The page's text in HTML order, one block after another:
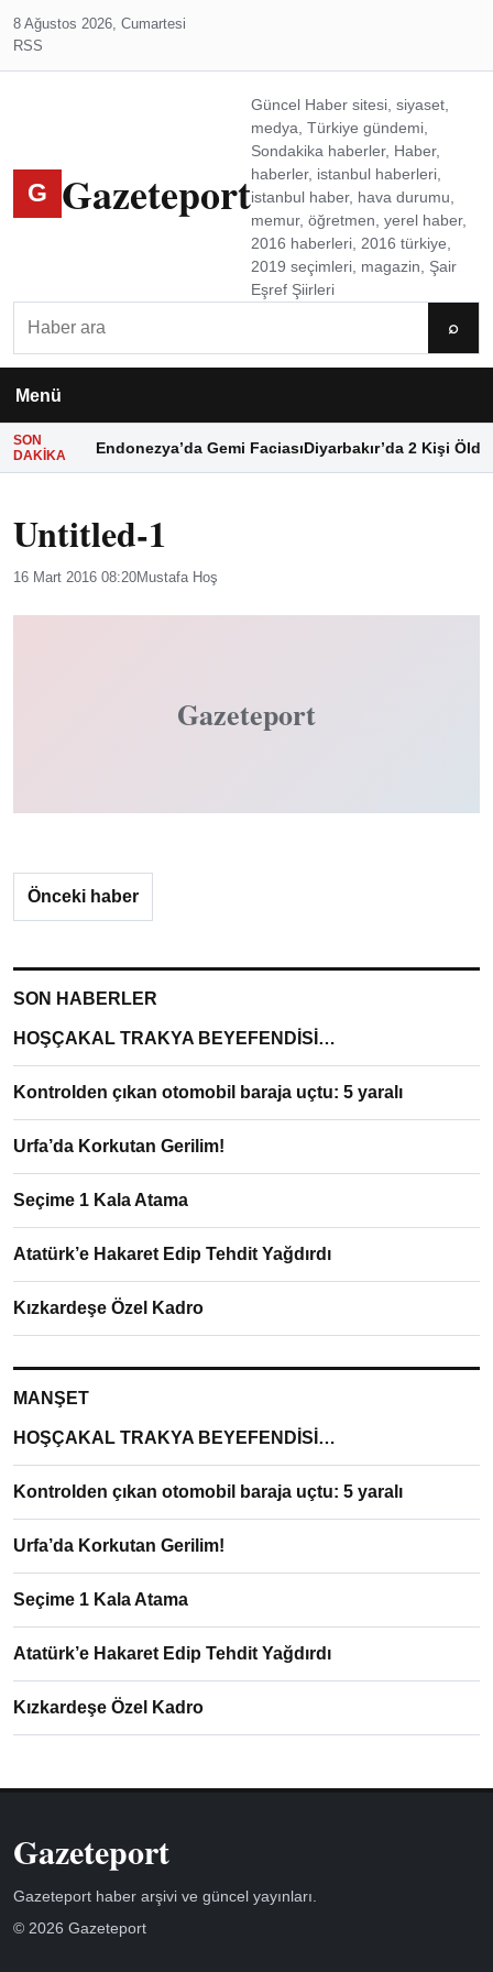
8 Ağustos 2026, Cumartesi
RSS
G Gazeteport
Güncel Haber sitesi, siyaset,
medya, Türkiye gündemi,
Sondakika haberler, Haber,
haberler, istanbul haberleri,
istanbul haber, hava durumu,
memur, öğretmen, yerel haber,
2016 haberleri, 2016 türkiye,
2019 seçimleri, magazin, Şair
Eşref Şiirleri
⌕
Menü
SON
DAKIKA
Endonezya’da Gemi FaciasıDiyarbakır’da 2 Kişi Öldü
Untitled-1
16 Mart 2016 08:20Mustafa Hoş
Gazeteport
Önceki haber
SON HABERLER
HOŞÇAKAL TRAKYA BEYEFENDİSİ…
Kontrolden çıkan otomobil baraja uçtu: 5 yaralı
Urfa’da Korkutan Gerilim!
Seçime 1 Kala Atama
Atatürk’e Hakaret Edip Tehdit Yağdırdı
Kızkardeşe Özel Kadro
MANŞET
HOŞÇAKAL TRAKYA BEYEFENDİSİ…
Kontrolden çıkan otomobil baraja uçtu: 5 yaralı
Urfa’da Korkutan Gerilim!
Seçime 1 Kala Atama
Atatürk’e Hakaret Edip Tehdit Yağdırdı
Kızkardeşe Özel Kadro
Gazeteport
Gazeteport haber arşivi ve güncel yayınları.
© 2026 Gazeteport